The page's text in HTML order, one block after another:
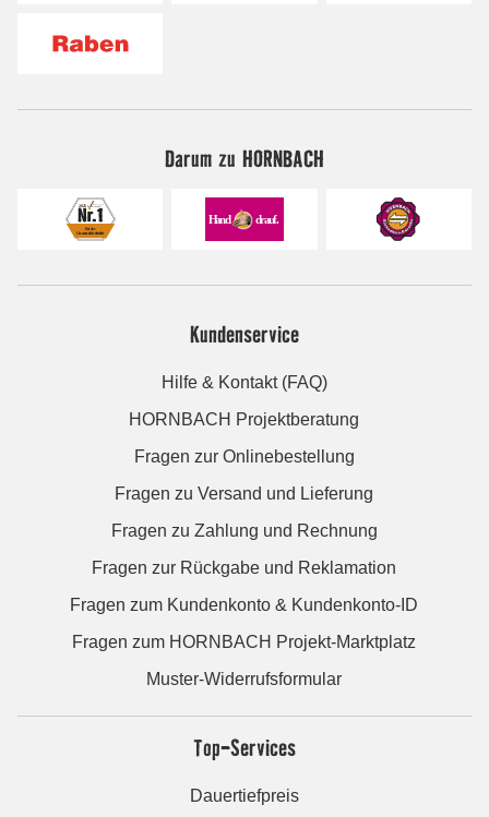
Darum zu HORNBACH
Kundenservice
Hilfe & Kontakt (FAQ)
HORNBACH Projektberatung
Fragen zur Onlinebestellung
Fragen zu Versand und Lieferung
Fragen zu Zahlung und Rechnung
Fragen zur Rückgabe und Reklamation
Fragen zum Kundenkonto & Kundenkonto-ID
Fragen zum HORNBACH Projekt-Marktplatz
Muster-Widerrufsformular
Top-Services
Dauertiefpreis